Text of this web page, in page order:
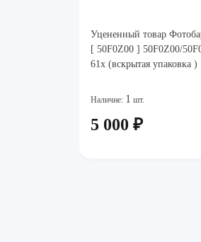
Уцененный товар
[ 50F0Z00 ] 50F0Z00/
61x (вскрытая упаковка )
Наличие: 1 шт.
5 000 ₽